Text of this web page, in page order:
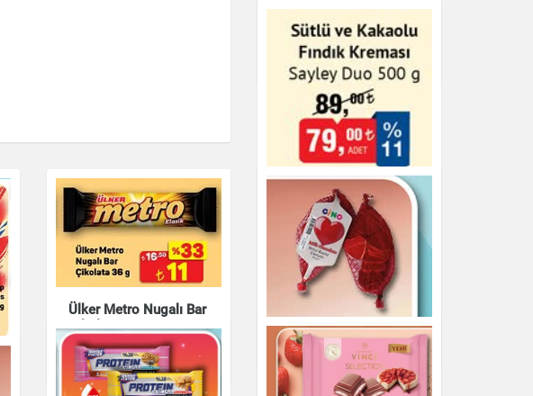
Ülker Probis Kremalı
Bisküvi
Sütlü ve Kakaolu Fındık
Kreması Sayley Duo
Çikolata & Bisküvi & Kuruyemiş
Ülker Metro Nugalı Bar
Çikolata 36 g
Çikolata & Bisküvi & Kuruyemiş